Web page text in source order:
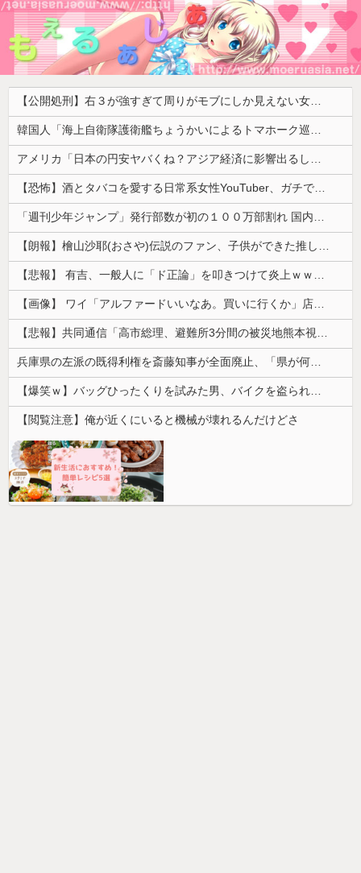
【公開処刑】右３が強すぎて周りがモブにしか見えない女子の集団ｗｗｗｗ 【Pickup05153411】
韓国人「海上自衛隊護衛艦ちょうかいによるトマホーク巡航ミサイルの実射試験に韓国人が衝撃！」→「着々と進む最新鋭の防衛装備‥」
アメリカ「日本の円安ヤバくね？アジア経済に影響出るし。」
【恐怖】酒とタバコを愛する日常系女性YouTuber、ガチで体が終わる・・・
「週刊少年ジャンプ」発行部数が初の１００万部割れ 国内の紙雑誌で「１００万部超」ゼロに
【朗報】檜山沙耶(おさや)伝説のファン、子供ができた推しへの正直な気持ちを語るwwwww
【悲報】 有吉、一般人に「ド正論」を叩きつけて炎上ｗｗｗｗｗｗｗｗ
【画像】 ワイ「アルファードいいなあ。買いに行くか」店員「ほいっ見積もりな！」ワイ「金額おかしくね？」←お前らもそう思うよな？？？？？
【悲報】共同通信「高市総理、避難所3分間の被災地熊本視察動画に批判！」 → 内閣報道官「避難所視察は51分間！大変な状況の中で、1時間近く受け入れていただき、感謝！」
兵庫県の左派の既得利権を斎藤知事が全面廃止、「県が何をするねん？」と存在意義そのものが不明で……
【爆笑ｗ】バッグひったくりを試みた男、バイクを盗られる！
【閲覧注意】俺が近くにいると機械が壊れるんだけどさ